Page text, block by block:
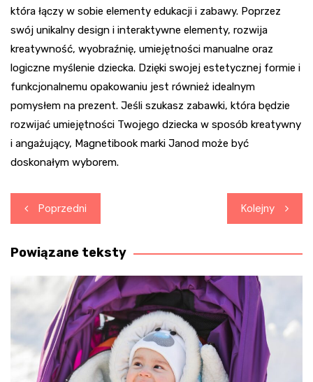
która łączy w sobie elementy edukacji i zabawy. Poprzez
swój unikalny design i interaktywne elementy, rozwija
kreatywność, wyobraźnię, umiejętności manualne oraz
logiczne myślenie dziecka. Dzięki swojej estetycznej formie i
funkcjonalnemu opakowaniu jest również idealnym
pomysłem na prezent. Jeśli szukasz zabawki, która będzie
rozwijać umiejętności Twojego dziecka w sposób kreatywny
i angażujący, Magnetibook marki Janod może być
doskonałym wyborem.
Nawigacja
wpisu
Poprzedni Kolejny
Powiązane teksty